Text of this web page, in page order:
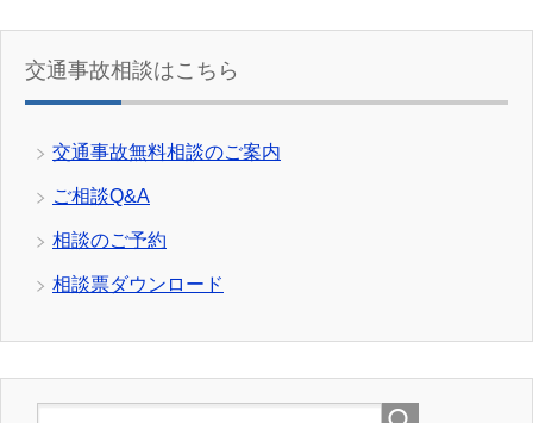
交通事故相談はこちら
交通事故無料相談のご案内
ご相談Q&A
相談のご予約
相談票ダウンロード